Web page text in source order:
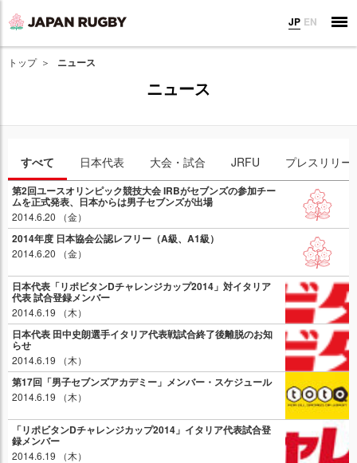
JP EN
トップ ニュース
ニュース
すべて 日本代表 大会・試合 JRFU プレスリリー
第2回ユースオリンピック競技大会 IRBがセブンズの参加チー
ムを正式発表、日本からは男子セブンズが出場
2014.6.20 （金）
2014年度 日本協会公認レフリー（A級、A1級）
2014.6.20 （金）
日本代表「リポビタンDチャレンジカップ2014」対イタリア
代表 試合登録メンバー
2014.6.19 （木）
日本代表 田中史朗選手イタリア代表戦試合終了後離脱のお知
らせ
2014.6.19 （木）
第17回「男子セブンズアカデミー」メンバー・スケジュール
2014.6.19 （木）
「リポビタンDチャレンジカップ2014」イタリア代表試合登
録メンバー
2014.6.19 （木）